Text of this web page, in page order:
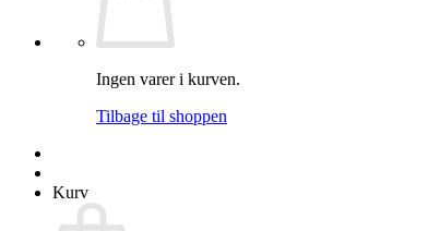
Ingen varer i kurven.
Tilbage til shoppen
Kurv